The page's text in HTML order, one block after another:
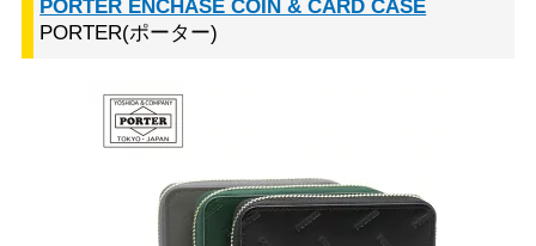
PORTER ENCHASE COIN & CARD CASE
PORTER(ポーター)